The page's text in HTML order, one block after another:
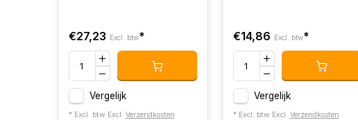
€27,23 Excl. btw*
Vergelijk
* Excl. btw Excl. Verzendkosten
€14,86 Excl. btw*
Vergelijk
* Excl. btw Excl. Verzendkosten